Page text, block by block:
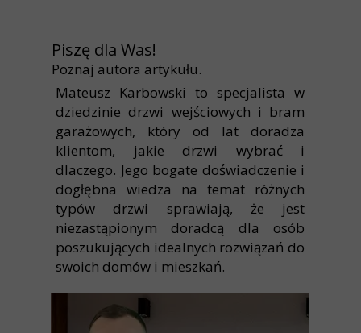
Mateusz Karbowski to specjalista w
dziedzinie drzwi wejściowych i bram
garażowych, który od lat doradza
klientom, jakie drzwi wybrać i
dlaczego. Jego bogate doświadczenie i
dogłębna wiedza na temat różnych
typów drzwi sprawiają, że jest
niezastąpionym doradcą dla osób
poszukujących idealnych rozwiązań do
swoich domów i mieszkań.
Piszę dla Was!
Poznaj autora artykułu.